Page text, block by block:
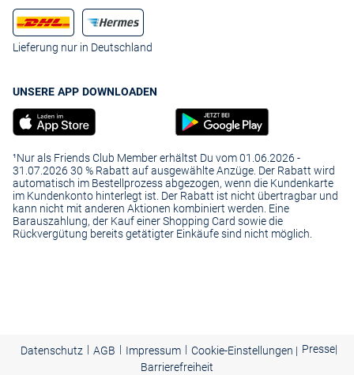
Lieferung nur in Deutschland
UNSERE APP DOWNLOADEN
¹Nur als Friends Club Member erhältst Du vom 01.06.2026 -
31.07.2026 30 % Rabatt auf ausgewählte Anzüge. Der Rabatt wird
automatisch im Bestellprozess abgezogen, wenn die Kundenkarte
im Kundenkonto hinterlegt ist. Der Rabatt ist nicht übertragbar und
kann nicht mit anderen Aktionen kombiniert werden. Eine
Barauszahlung, der Kauf einer Shopping Card sowie die
Rückvergütung bereits getätigter Einkäufe sind nicht möglich.
Datenschutz | AGB | Impressum | Cookie-Einstellungen | Presse|
Barrierefreiheit